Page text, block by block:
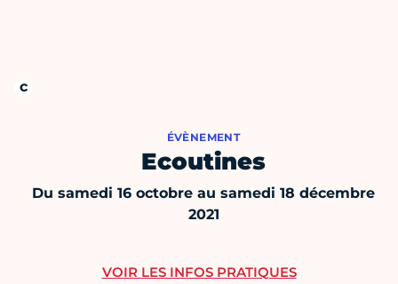
ÉVÈNEMENT
Ecoutines
Du samedi 16 octobre au samedi 18 décembre
2021
VOIR LES INFOS PRATIQUES